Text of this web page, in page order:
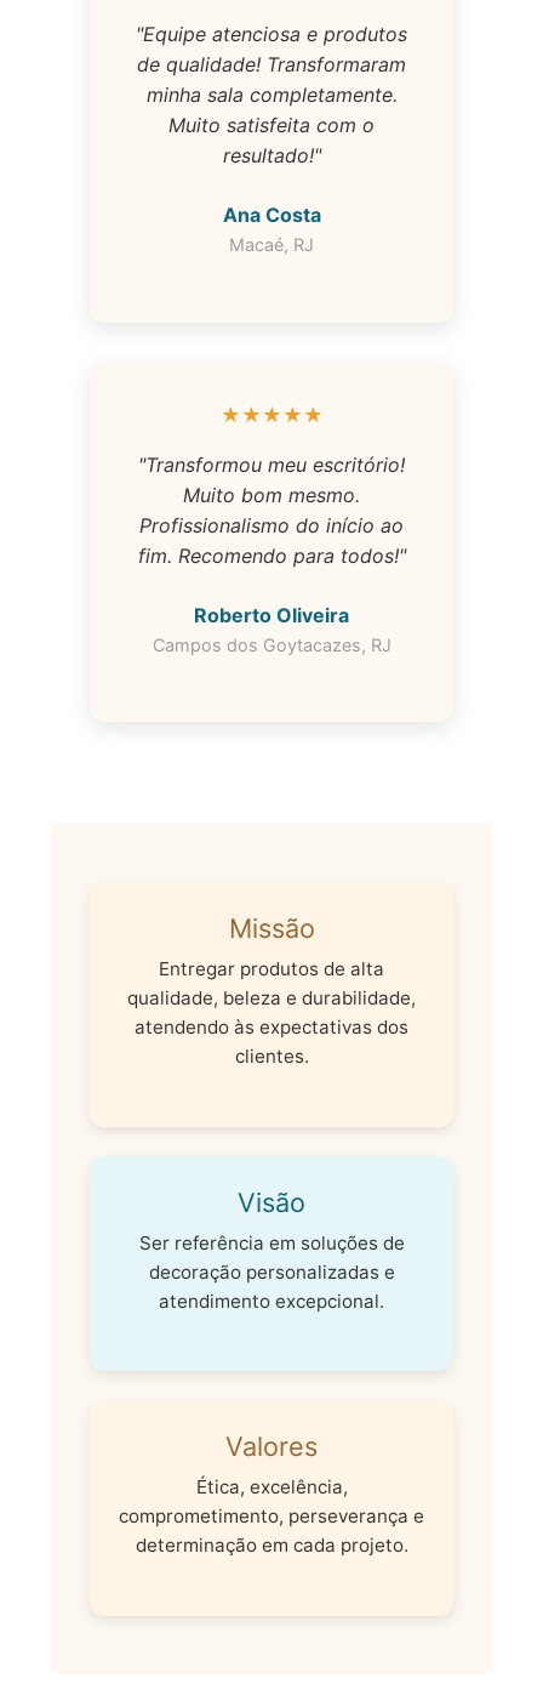
"Equipe atenciosa e produtos
de qualidade! Transformaram
minha sala completamente.
Muito satisfeita com o
resultado!"
Ana Costa
Macaé, RJ
★★★★★
"Transformou meu escritório!
Muito bom mesmo.
Profissionalismo do início ao
fim. Recomendo para todos!"
Roberto Oliveira
Campos dos Goytacazes, RJ
Missão
Entregar produtos de alta
qualidade, beleza e durabilidade,
atendendo às expectativas dos
clientes.
Visão
Ser referência em soluções de
decoração personalizadas e
atendimento excepcional.
Valores
Ética, excelência,
comprometimento, perseverança e
determinação em cada projeto.